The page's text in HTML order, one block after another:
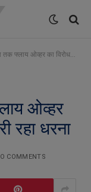
का विरोध : दुसरे दिन भी जारी रहा धरना
ओव्हर
रहा धरना
COMMENTS